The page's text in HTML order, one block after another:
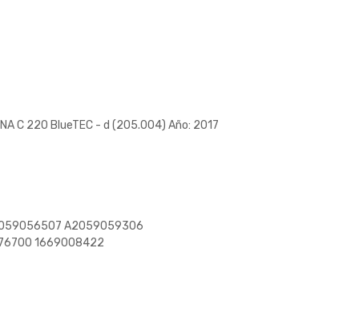
C 220 BlueTEC - d (205.004) Año: 2017
A2059059306
1669008422